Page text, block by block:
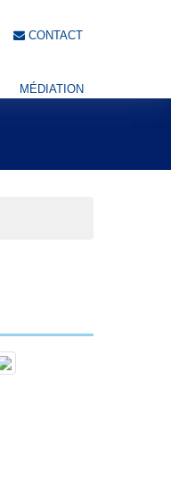
CONTACT
MÉDIATION